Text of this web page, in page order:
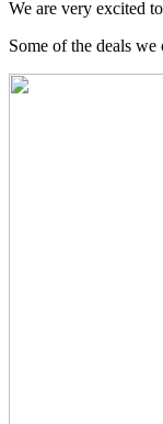
We are very excited
Some of the deals